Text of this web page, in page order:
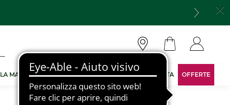
LA MARCA DIVENTA CONSULENTE AREA RISERVATA OFFERTE